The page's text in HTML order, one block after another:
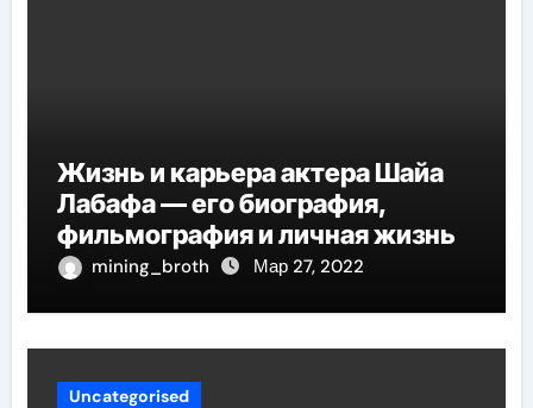
Жизнь и карьера актера Шайа
Лабафа — его биография,
фильмография и личная жизнь
mining_broth Мар 27, 2022
Uncategorised